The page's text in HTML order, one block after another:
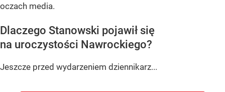
oczach media.
Dlaczego Stanowski pojawił się
na uroczystości Nawrockiego?
Jeszcze przed wydarzeniem dziennikarz...